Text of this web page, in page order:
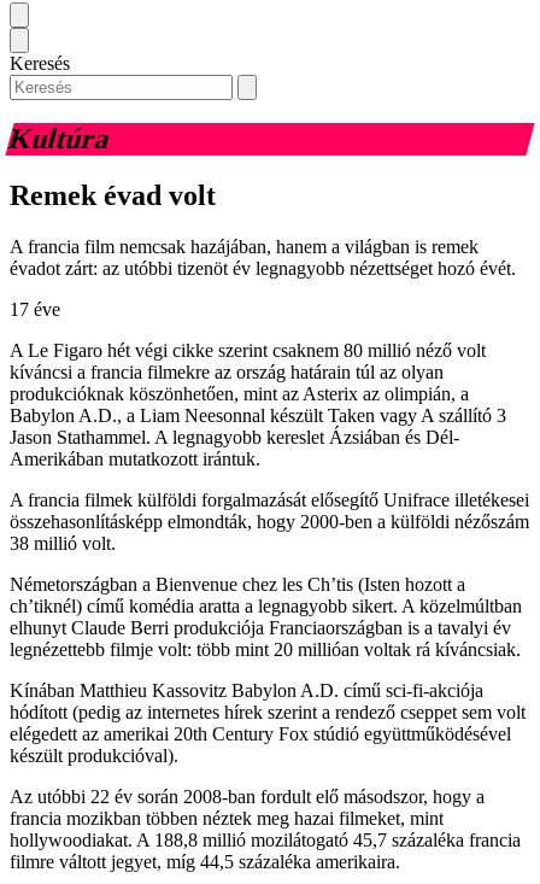
Keresés
Kultúra
Remek évad volt
A francia film nemcsak hazájában, hanem a világban is remek
évadot zárt: az utóbbi tizenöt év legnagyobb nézettséget hozó évét.
17 éve
A Le Figaro hét végi cikke szerint csaknem 80 millió néző volt
kíváncsi a francia filmekre az ország határain túl az olyan
produkcióknak köszönhetően, mint az Asterix az olimpián, a
Babylon A.D., a Liam Neesonnal készült Taken vagy A szállító 3
Jason Stathammel. A legnagyobb kereslet Ázsiában és Dél-
Amerikában mutatkozott irántuk.
A francia filmek külföldi forgalmazását elősegítő Unifrace illetékesei
összehasonlításképp elmondták, hogy 2000-ben a külföldi nézőszám
38 millió volt.
Németországban a Bienvenue chez les Ch’tis (Isten hozott a
ch’tiknél) című komédia aratta a legnagyobb sikert. A közelmúltban
elhunyt Claude Berri produkciója Franciaországban is a tavalyi év
legnézettebb filmje volt: több mint 20 millióan voltak rá kíváncsiak.
Kínában Matthieu Kassovitz Babylon A.D. című sci-fi-akciója
hódított (pedig az internetes hírek szerint a rendező cseppet sem volt
elégedett az amerikai 20th Century Fox stúdió együttműködésével
készült produkcióval).
Az utóbbi 22 év során 2008-ban fordult elő másodszor, hogy a
francia mozikban többen néztek meg hazai filmeket, mint
hollywoodiakat. A 188,8 millió mozilátogató 45,7 százaléka francia
filmre váltott jegyet, míg 44,5 százaléka amerikaira.